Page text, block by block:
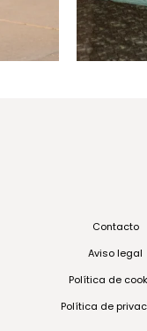
Contacto
Aviso legal
Política de
Política de